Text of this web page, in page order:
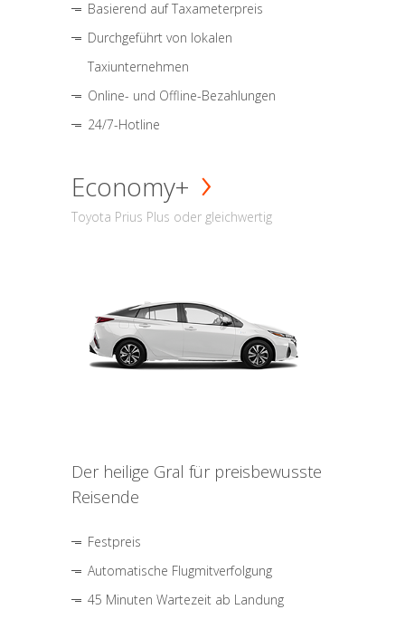
Basierend auf Taxameterpreis
Durchgeführt von lokalen
Taxiunternehmen
Online- und Offline-Bezahlungen
24/7-Hotline
Economy+
Toyota Prius Plus oder gleichwertig
Der heilige Gral für preisbewusste
Reisende
Festpreis
Automatische Flugmitverfolgung
45 Minuten Wartezeit ab Landung